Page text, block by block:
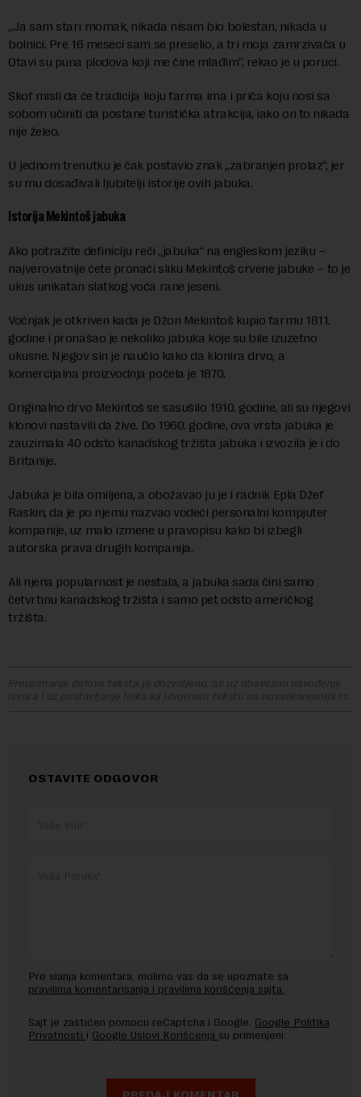
„Ja sam stari momak, nikada nisam bio bolestan, nikada u
bolnici. Pre 16 meseci sam se preselio, a tri moja zamrzivača u
Otavi su puna plodova koji me čine mlađim“, rekao je u poruci.
Skof misli da će tradicija koju farma ima i priča koju nosi sa
sobom učiniti da postane turistička atrakcija, iako on to nikada
nije želeo.
U jednom trenutku je čak postavio znak „zabranjen prolaz“, jer
su mu dosađivali ljubitelji istorije ovih jabuka.
Istorija Mekintoš jabuka
Ako potražite definiciju reči „jabuka“ na engleskom jeziku –
najverovatnije ćete pronaći sliku Mekintoš crvene jabuke – to je
ukus unikatan slatkog voća rane jeseni.
Voćnjak je otkriven kada je Džon Mekintoš kupio farmu 1811.
godine i pronašao je nekoliko jabuka koje su bile izuzetno
ukusne. Njegov sin je naučio kako da klonira drvo, a
komercijalna proizvodnja počela je 1870.
Originalno drvo Mekintoš se sasušilo 1910. godine, ali su njegovi
klonovi nastavili da žive. Do 1960. godine, ova vrsta jabuka je
zauzimala 40 odsto kanadskog tržišta jabuka i izvozila je i do
Britanije.
Jabuka je bila omiljena, a obožavao ju je i radnik Epla Džef
Raskin, da je po njemu nazvao vodeći personalni kompjuter
kompanije, uz malo izmene u pravopisu kako bi izbegli
autorska prava drugih kompanija.
Ali njena popularnost je nestala, a jabuka sada čini samo
četvrtinu kanadskog tržišta i samo pet odsto američkog
tržišta.
Preuzimanje delova teksta je dozvoljeno, ali uz obavezno navođenje
izvora i uz postavljanje linka ka izvornom tekstu na novaekonomija.rs
OSTAVITE ODGOVOR
Pre slanja komentara, molimo vas da se upoznate sa
pravilima komentarisanja i pravilima korišćenja sajta.
Sajt je zaštićen pomocu reCaptcha i Google. Google Politika
Privatnosti i Google Uslovi Korišćenja su primenjeni.